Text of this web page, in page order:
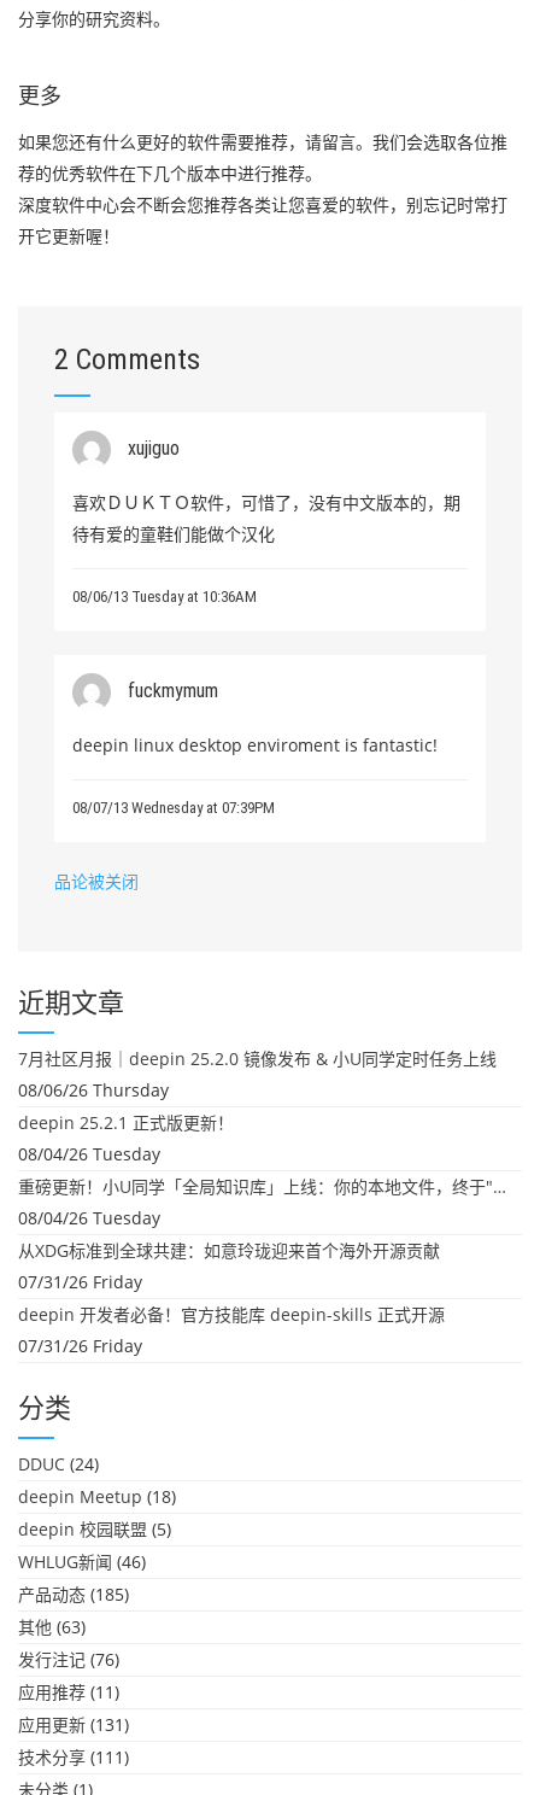
分享你的研究资料。
更多
如果您还有什么更好的软件需要推荐，请留言。我们会选取各位推
荐的优秀软件在下几个版本中进行推荐。
深度软件中心会不断会您推荐各类让您喜爱的软件，别忘记时常打
开它更新喔！
2 Comments
xujiguo
喜欢ＤＵＫＴＯ软件，可惜了，没有中文版本的，期
待有爱的童鞋们能做个汉化
08/06/13 Tuesday at 10:36AM
fuckmymum
deepin linux desktop enviroment is fantastic!
08/07/13 Wednesday at 07:39PM
品论被关闭
近期文章
7月社区月报｜deepin 25.2.0 镜像发布 & 小U同学定时任务上线
08/06/26 Thursday
deepin 25.2.1 正式版更新！
08/04/26 Tuesday
重磅更新！小U同学「全局知识库」上线：你的本地文件，终于"活"起来了
08/04/26 Tuesday
从XDG标准到全球共建：如意玲珑迎来首个海外开源贡献
07/31/26 Friday
deepin 开发者必备！官方技能库 deepin-skills 正式开源
07/31/26 Friday
分类
DDUC (24)
deepin Meetup (18)
deepin 校园联盟 (5)
WHLUG新闻 (46)
产品动态 (185)
其他 (63)
发行注记 (76)
应用推荐 (11)
应用更新 (131)
技术分享 (111)
未分类 (1)